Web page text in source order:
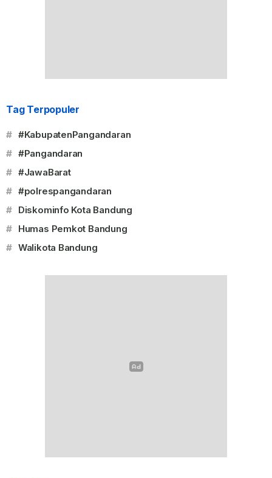
Tag Terpopuler
# #KabupatenPangandaran
# #Pangandaran
# #JawaBarat
# #polrespangandaran
# Diskominfo Kota Bandung
# Humas Pemkot Bandung
# Walikota Bandung